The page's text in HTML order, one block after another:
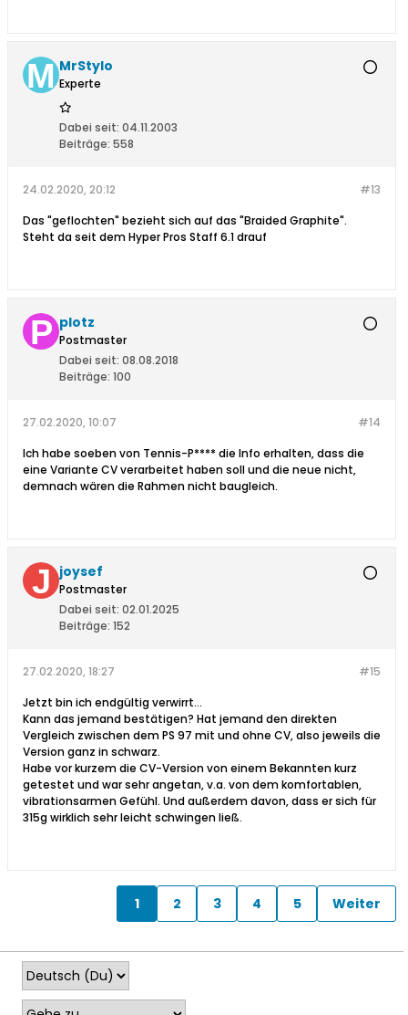
MrStylo
Experte
Dabei seit: 04.11.2003
Beiträge: 558
#13
24.02.2020, 20:12
Das "geflochten" bezieht sich auf das "Braided Graphite".
Steht da seit dem Hyper Pros Staff 6.1 drauf
plotz
Postmaster
Dabei seit: 08.08.2018
Beiträge: 100
#14
27.02.2020, 10:07
Ich habe soeben von Tennis-P**** die Info erhalten, dass die
eine Variante CV verarbeitet haben soll und die neue nicht,
demnach wären die Rahmen nicht baugleich.
joysef
Postmaster
Dabei seit: 02.01.2025
Beiträge: 152
#15
27.02.2020, 18:27
Jetzt bin ich endgültig verwirrt...
Kann das jemand bestätigen? Hat jemand den direkten
Vergleich zwischen dem PS 97 mit und ohne CV, also jeweils die
Version ganz in schwarz.
Habe vor kurzem die CV-Version von einem Bekannten kurz
getestet und war sehr angetan, v.a. von dem komfortablen,
vibrationsarmen Gefühl. Und außerdem davon, dass er sich für
315g wirklich sehr leicht schwingen ließ.
1 2 3 4 5 Weiter